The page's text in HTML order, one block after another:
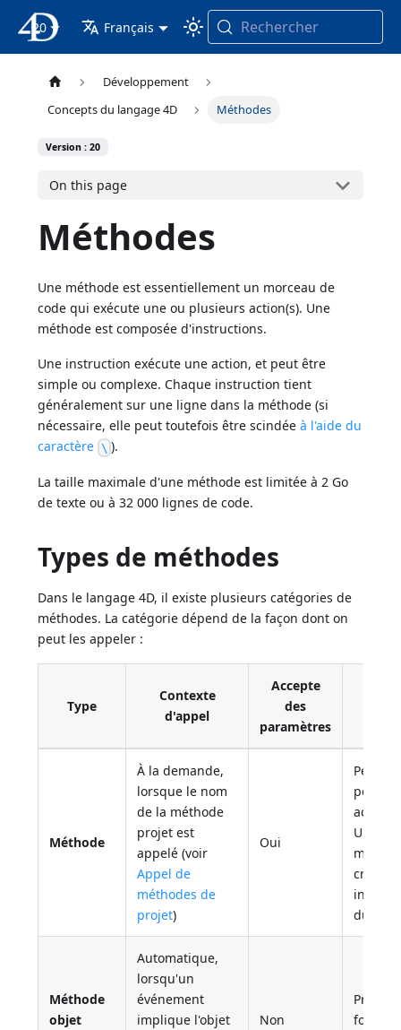
4D Documentation
20 Français Rechercher
Développement
Concepts du langage 4D
Méthodes
Version : 20
On this page
Méthodes
Une méthode est essentiellement un morceau de
code qui exécute une ou plusieurs action(s). Une
méthode est composée d'instructions.
Une instruction exécute une action, et peut être
simple ou complexe. Chaque instruction tient
généralement sur une ligne dans la méthode (si
nécessaire, elle peut toutefois être scindéeà l'aide du
caractère \ ).
La taille maximale d'une méthode est limitée à 2 Go
de texte ou à 32 000 lignes de code.
Types de méthodes
Dans le langage 4D, il existe plusieurs catégories de
méthodes. La catégorie dépend de la façon dont on
peut les appeler :
Type
Contexte
d'appel
Accepte
des
paramètres
Méthode
À la demande,
lorsque le nom
de la méthode
projet est
appelé (voir
Appel de
méthodes de
projet)
Oui
Peut
pour
actions
Une
créée,
du
Méthode
objet
Automatique,
lorsqu'un
événement
implique l'objet
Non